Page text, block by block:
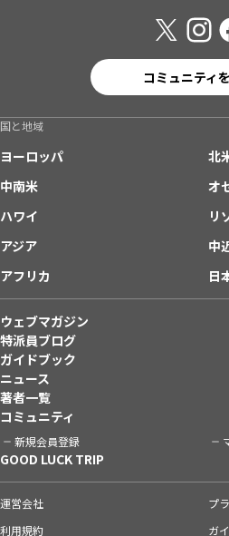
コミュニティ
国と地域
ヨーロッパ
北
中南米
オ
ハワイ
リ
アジア
中
アフリカ
日
ウェブマガジン
特派員ブログ
ガイドブック
ニュース
著者一覧
コミュニティ
新規会員登録
GOOD LUCK TRIP
運営会社
プ
利用規約
ガ